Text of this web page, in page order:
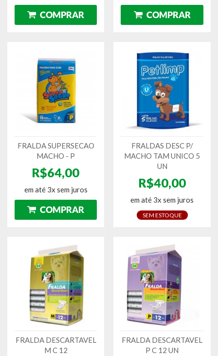
FRALDA SUPERSECAO
MACHO - P
R$64,00
em até 3x sem juros
FRALDAS DESC P/
MACHO TAM UNICO 5
UN
R$40,00
em até 3x sem juros
SEM ESTOQUE
FRALDA DESCARTAVEL
M C 12
FRALDA DESCARTAVEL
P C 12 UN